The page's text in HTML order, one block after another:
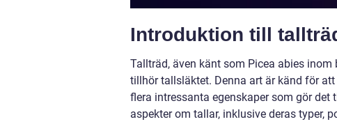
Introduktion till
Tallträd, även känt som Picea abies
tillhör tallsläktet. Denna art är känd för
flera intressanta egenskaper som gör
aspekter om tallar, inklusive deras typer,